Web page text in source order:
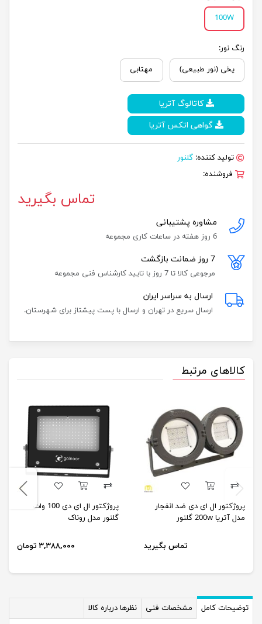
100W
رنگ نور:
یخی (نور طبیعی) مهتابی
کاتالوگ آتریا
گواهی اتکس آتریا
تولید کننده: گلنور
فروشنده:
تماس بگیرید
مشاوره پشتیبانی
6 روز هفته در ساعات کاری مجموعه
7 روز ضمانت بازگشت
مرجوعی کالا تا 7 روز با تایید کارشناس فنی مجموعه
ارسال به سراسر ایران
ارسال سریع در تهران و ارسال با پست پیشتاز برای شهرستان.
کالاهای مرتبط
پروژکتور ال ای دی ضد انفجار
مدل آتریا 200w گلنور
تماس بگیرید
پروژکتور ال ای دی 100 وات
گلنور مدل روناک
۳,۳۸۸,۰۰۰ تومان
توضیحات کامل مشخصات فنی نظرها درباره کالا